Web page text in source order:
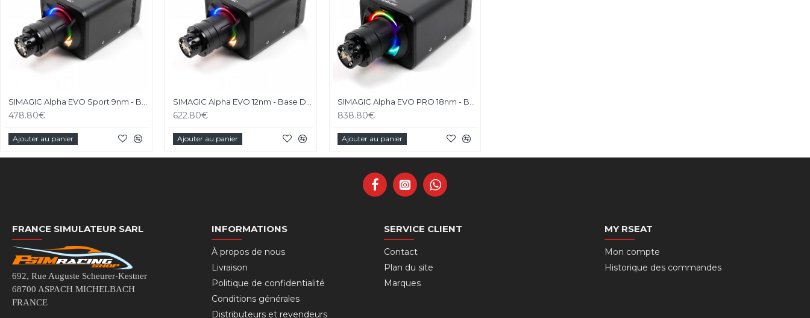
478.80€
Ajouter au panier
622.80€
Ajouter au panier
838.80€
Ajouter au panier
FRANCE SIMULATEUR SARL
692, Rue Auguste Scheurer-Kestner
68700 ASPACH MICHELBACH
FRANCE
INFORMATIONS
À propos de nous
Livraison
Politique de confidentialité
Conditions générales
Distributeurs et revendeurs
SERVICE CLIENT
Contact
Plan du site
Marques
MY RSEAT
Mon compte
Historique des commandes